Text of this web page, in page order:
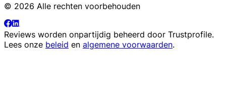
© 2026 Alle rechten voorbehouden
Reviews worden onpartijdig beheerd door Trustprofile.
Lees onze beleid en algemene voorwaarden.